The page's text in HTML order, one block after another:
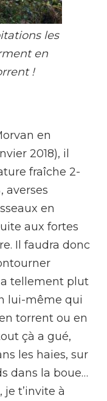
les
en
!
en
2018), il
fraîche 2-
averses
en
aux fortes
Il faudra donc
tellement plut
lui-même qui
torrent ou en
çà a gué,
les haies, sur
dans la boue…
t’invite à